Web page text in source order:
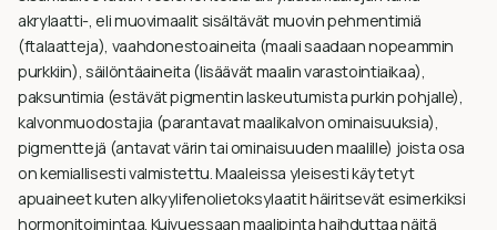
akrylaatti-, eli muovimaalit sisältävät muovin pehmentimiä
(ftalaatteja), vaahdonestoaineita (maali saadaan nopeammin
purkkiin), säilöntäaineita (lisäävät maalin varastointiaikaa),
paksuntimia (estävät pigmentin laskeutumista purkin pohjalle),
kalvonmuodostajia (parantavat maalikalvon ominaisuuksia),
pigmenttejä (antavat värin tai ominaisuuden maalille) joista osa
on kemiallisesti valmistettu. Maaleissa yleisesti käytetyt
apuaineet kuten alkyylifenolietoksylaatit häiritsevät esimerkiksi
hormonitoimintaa. Kuivuessaan maalipinta haihduttaa näitä